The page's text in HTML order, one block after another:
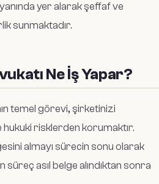
yer alarak şeffaf ve
sunmaktadır.
Ne İş Yapar?
temel görevi, şirketinizi
risklerden korumaktır.
almayı sürecin sonu olarak
süreç asıl belge alındıktan sonra